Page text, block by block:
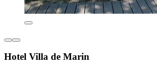
Hotel Villa de Marin